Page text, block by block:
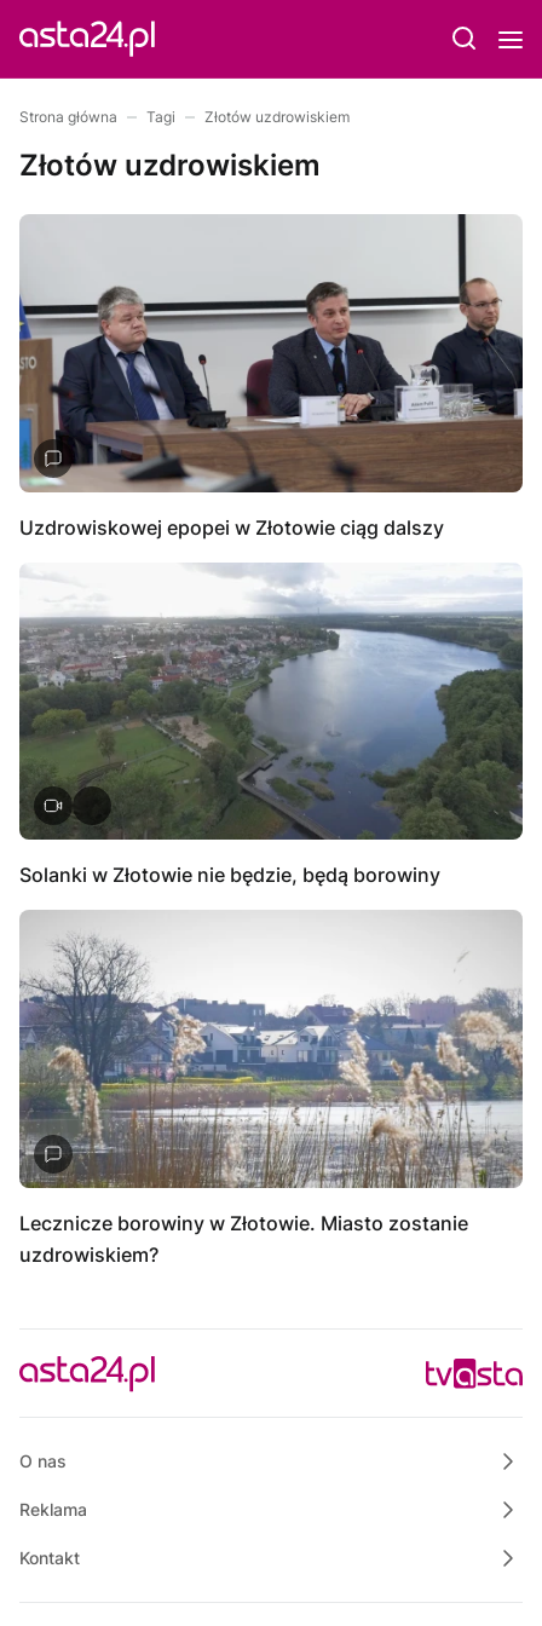
Strona główna Tagi Złotów uzdrowiskiem
Złotów uzdrowiskiem
Uzdrowiskowej epopei w Złotowie ciąg dalszy
Solanki w Złotowie nie będzie, będą borowiny
Lecznicze borowiny w Złotowie. Miasto zostanie
uzdrowiskiem?
O nas
Reklama
Kontakt